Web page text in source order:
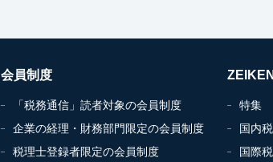
会員制度
「税務通信」読者対象の会員制度
企業の経理・財務部門限定の会員制度
税理士登録者限定の会員制度
特集
国内
国際